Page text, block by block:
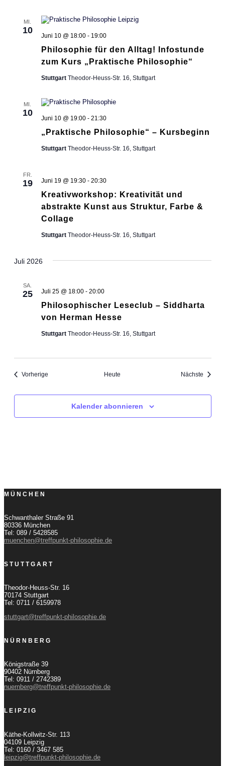
MI.
10
Philosophie für den Alltag! Infostunde
zum Kurs „Praktische Philosophie“
Juni 10 @ 18:00- 19:00
Stuttgart Theodor-Heuss-Str. 16, Stuttgart
MI.
10
„Praktische Philosophie“ – Kursbeginn
Juni 10 @ 19:00- 21:30
Stuttgart Theodor-Heuss-Str. 16, Stuttgart
FR.
19
Kreativworkshop: Kreativität und
abstrakte Kunst aus Struktur, Farbe &
Collage
Juni 19 @ 19:30- 20:30
Stuttgart Theodor-Heuss-Str. 16, Stuttgart
Juli 2026
SA.
25
Philosophischer Leseclub – Siddharta
von Herman Hesse
Juli 25 @ 18:00- 20:00
Stuttgart Theodor-Heuss-Str. 16, Stuttgart
VorherigeVeranstaltungen Heute Nächste
Kalender abonnieren
MÜNCHEN
Schwanthaler Straße 91
80336 München
Tel: 089 / 5428585
muenchen@treffpunkt-philosophie.de
STUTTGART
Theodor-Heuss-Str. 16
70174 Stuttgart
Tel: 0711 / 6159978
stuttgart@treffpunkt-philosophie.de
NÜRNBERG
Königstraße 39
90402 Nürnberg
Tel: 0911 / 2742389
nuernberg@treffpunkt-philosophie.de
LEIPZIG
Käthe-Kollwitz-Str. 113
04109 Leipzig
Tel: 0160 / 3467 585
leipzig@treffpunkt-philosophie.de